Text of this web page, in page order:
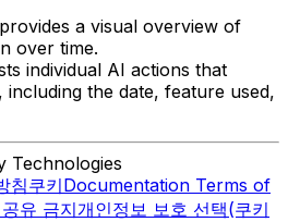
a visual overview of
over time.
individual AI actions that
including the date, feature used,
Technologies
침쿠키Documentation Terms of
유 금지개인정보 보호 선택(쿠키